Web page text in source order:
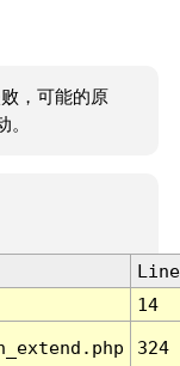
，可能的原
Line
14
324